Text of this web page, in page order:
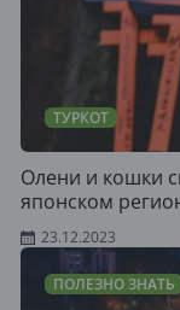
ТУРКОТ
Олени и кошки
японском
23.12.2023
ПОЛЕЗНО ЗНАТЬ